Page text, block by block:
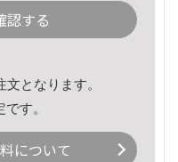
認する
となります。
す。
について